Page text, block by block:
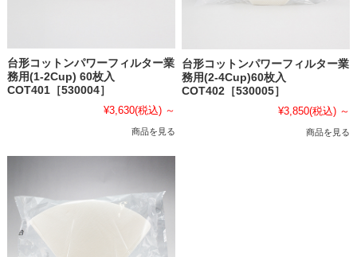
台形コットンパワーフィルター業
務用(1-2Cup) 60枚入
COT401［530004］
¥3,630(税込) ～
商品を見る
台形コットンパワーフィルター業
務用(2-4Cup)60枚入
COT402［530005］
¥3,850(税込) ～
商品を見る